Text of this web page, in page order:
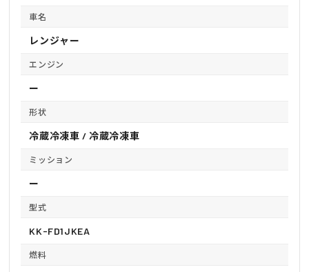
車名
レンジャー
エンジン
ー
形状
冷蔵冷凍車 / 冷蔵冷凍車
ミッション
ー
型式
KK-FD1JKEA
燃料